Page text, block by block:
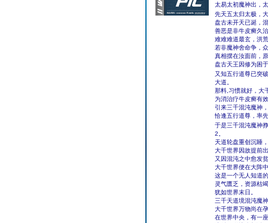
太易太初魔神出，
先天五太归太极，
盘古未开天已诞，
善恶是非牛皮癣久
难难难道最玄，洪
若非魔神舍命争，
真相摆在汝面前，
盘古天王因修为困
又知五行道尊已突破
大道。
那料,习惯就好，大
为消治疗牛皮癣有
引来三千混沌魔神
恰逢五行道尊，率
于是三千混沌魔神
2。
天道轮盘重创沉睡
大千世界因故提前
又因混沌之中愈发
大千世界便在大阵
这是一个无人知道
灵气匮乏，资源枯
犹如世界末日。
三千天道境混沌魔
大千世界万物尚在
在世界中央，有一